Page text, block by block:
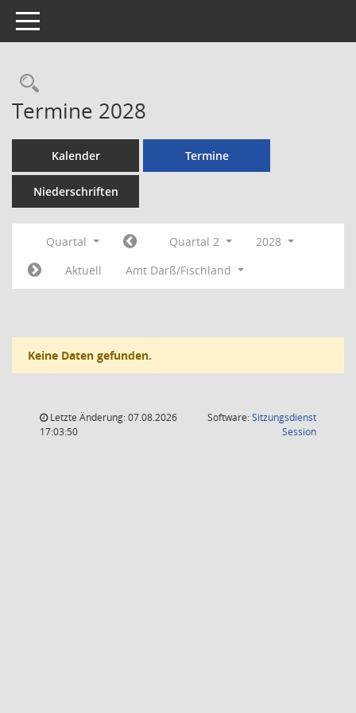
Toggle navigation
Rechercheauswahl
Termine 2028
Kalender Termine
Niederschriften
Quartal Quartal 2
2028
Aktuell
Amt Darß/Fischland
Keine Daten gefunden.
Letzte Änderung: 07.08.2026
17:03:50
Software:Sitzungsdienst
Session(Wird in